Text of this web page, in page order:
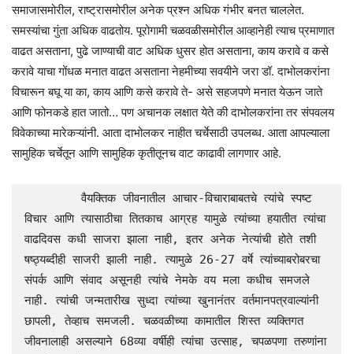
समाजासमोरील, राष्ट्रासमोरील अनेक प्रश्न अधिक गंभीर बनत चाललेत.
समस्यांचा गुंता अधिक वाढतोय. पूरोगामी चळवळीसमोरील आव्हानेही त्याच प्रमाणात
वाढत असताना, पुढे जाण्याची वाट अधिक धुसर होत असताना, काय करावे व कसे
करावे याचा गोंधळ मनात वाढत असताना नेहमीच्या सवयीने जरा डॉ. दाभोलकरांना
विचारून बघू या का, काय आणि कसे करावे ते- असे सहजपणे मनात येऊन जाते
आणि फोनकडे हात जातो… पण अचानक लक्षात येते की दाभोलकरांना तर संपवलय
विवेकाच्या मारेकऱ्यांनी. आता दाभोलकर नाहीत चर्चेसाठी उपलब्ध. आता आपल्याला
सामुहिक चर्चेतून आणि सामुहिक कृतीतूनच वाट काढावी लागणार आहे.
        वैयक्तिक जीवनातील आचार-विचाराबाबतचे त्यांचे स्पष्ट
विचार आणि त्यासाठीचा तितकाच आग्रह यामुळे त्यांच्या हयातीत त्यांचा
वाढदिवस कधी साजरा झाला नाही, इतर अनेक नेत्यांची होते तशी
षष्ठ्यब्दीही साजरी झाली नाही. त्यामुळे 26-27 वर्षे त्यांच्याबरोबरचा
संपर्क आणि संवाद असूनही त्यांचे नेमके वय मला कधीच समजले
नाही. त्यांची जन्मतारीख सुध्दा त्यांच्या खुनानंतर वर्तमानपत्रवाल्यांनी
छापली, तेव्हाच समजली. चळवळीच्या कामातील शिस्त व्यक्तिगत
जीवनालाही असल्याने 68व्या वर्षीही त्यांचा उत्साह, चपळपणा तरुणांना